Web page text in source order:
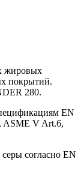
жировых
покрытий.
280.
EN
ASME V Art.6,
согласно EN